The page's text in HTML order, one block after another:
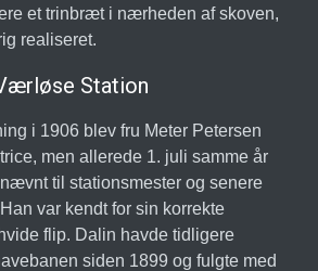
et trinbræt i nærheden af skoven,
realiseret.
Station
i 1906 blev fru Meter Petersen
men allerede 1. juli samme år
til stationsmester og senere
var kendt for sin korrekte
flip. Dalin havde tidligere
siden 1899 og fulgte med